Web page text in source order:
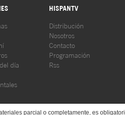
HISPANTV
día
Distribución
Nosotros
Contacto
Programación
Rss
parcial o completamente, es